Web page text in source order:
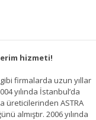
hizmeti!
firmalarda uzun yıllar
yılında İstanbul’da
üreticilerinden ASTRA
almıştır. 2006 yılında